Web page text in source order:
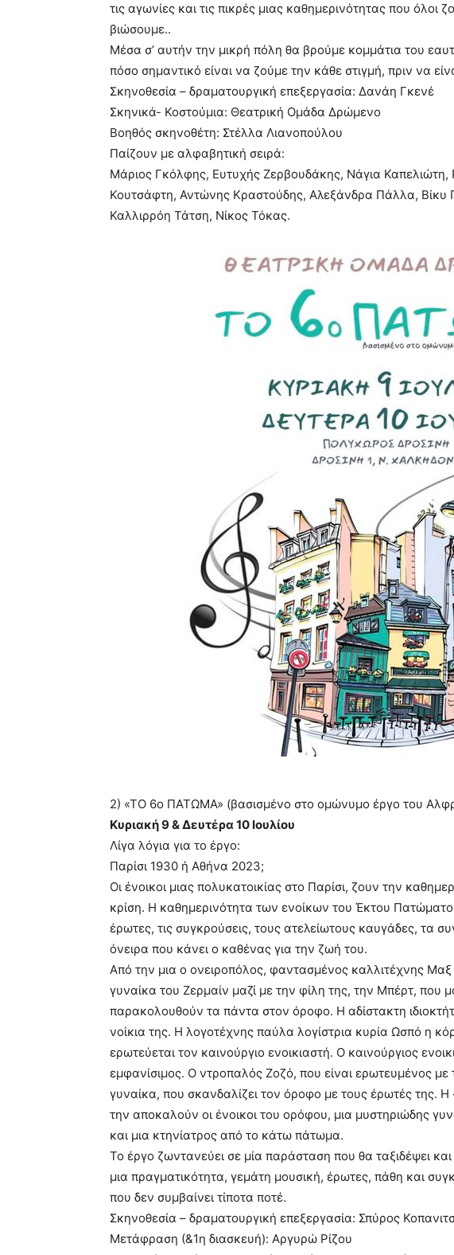
τις αγωνίες και τις πικρές µιας καθηµερινότητας που όλοι
βιώσουµε..
Μέσα σ’ αυτήν την µικρή πόλη θα βρούµε κοµµάτια του
πόσο σηµαντικό είναι να ζούµε την κάθε στιγµή, πριν να
Σκηνοθεσία – δραµατουργική επεξεργασία: Δανάη Γκενέ
Σκηνικά- Κοστούµια: Θεατρική Οµάδα Δρώµενο
Βοηθός σκηνοθέτη: Στέλλα Λιανοπούλου
Παίζουν µε αλφαβητική σειρά:
Μάριος Γκόλφης, Ευτυχής Ζερβουδάκης, Νάγια Καπελιώτη,
Κουτσάφτη, Αντώνης Κραστούδης, Αλεξάνδρα Πάλλα, Βίκυ
Καλλιρρόη Τάτση, Νίκος Τόκας.
2) «ΤΟ 6ο ΠΑΤΩΜΑ» (βασισµένο στο οµώνυµο έργο του
Κυριακή 9 & Δευτέρα 10 Ιουλίου
Λίγα λόγια για το έργο:
Παρίσι 1930 ή Αθήνα 2023;
Οι ένοικοι µιας πολυκατοικίας στο Παρίσι, ζουν την
κρίση. Η καθηµερινότητα των ενοίκων του Έκτου
έρωτες, τις συγκρούσεις, τους ατελείωτους καυγάδες, τα
όνειρα που κάνει ο καθένας για την ζωή του.
Από την µια ο ονειροπόλος, φαντασµένος καλλιτέχνης
γυναίκα του Ζερµαίν µαζί µε την φίλη της, την Μπέρτ, που
παρακολουθούν τα πάντα στον όροφο. Η αδίστακτη
νοίκια της. Η λογοτέχνης παύλα λογίστρια κυρία Ωσπό η
ερωτεύεται τον καινούργιο ενοικιαστή. Ο καινούργιος
εµφανίσιµος. Ο ντροπαλός Ζοζό, που είναι ερωτευµένος µε
γυναίκα, που σκανδαλίζει τον όροφο µε τους έρωτές της.
την αποκαλούν οι ένοικοι του ορόφου, µια µυστηριώδης
και µια κτηνίατρος από το κάτω πάτωµα.
Το έργο ζωντανεύει σε µία παράσταση που θα ταξιδέψει
µια πραγµατικότητα, γεµάτη µουσική, έρωτες, πάθη και
που δεν συµβαίνει τίποτα ποτέ.
Σκηνοθεσία – δραµατουργική επεξεργασία: Σπύρος
Μετάφραση (&1η διασκευή): Αργυρώ Ρίζου